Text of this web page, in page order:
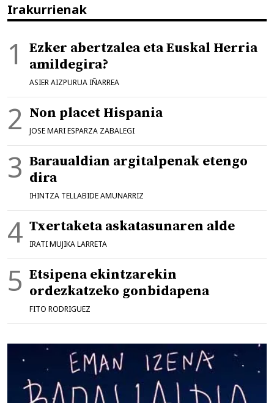
Irakurrienak
Ezker abertzalea eta Euskal Herria
amildegira?
ASIER AIZPURUA IÑARREA
Non placet Hispania
JOSE MARI ESPARZA ZABALEGI
Baraualdian argitalpenak etengo
dira
IHINTZA TELLABIDE AMUNARRIZ
Txertaketa askatasunaren alde
IRATI MUJIKA LARRETA
Etsipena ekintzarekin
ordezkatzeko gonbidapena
FITO RODRIGUEZ